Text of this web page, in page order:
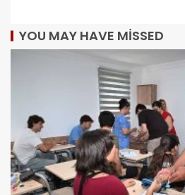
YOU MAY HAVE MISSED